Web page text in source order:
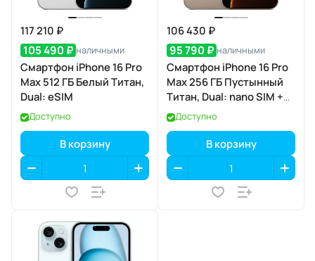
117 210 ₽
105 490 ₽ наличными
Смартфон iPhone 16 Pro
Max 512 ГБ Белый Титан,
Dual: eSIM
Доступно
В корзину
106 430 ₽
95 790 ₽ наличными
Смартфон iPhone 16 Pro
Max 256 ГБ Пустынный
Титан, Dual: nano SIM +
eSIM
Доступно
В корзину